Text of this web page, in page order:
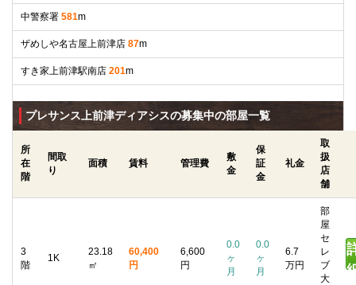
中警察署 581m
ザめしや名古屋上前津店 87m
すき家上前津駅南店 201m
プレサンス上前津ディアシスの募集中の部屋一覧
所
在
階
間取
り
面積 賃料 管理費
敷
金
保
証
金
礼金
取
扱
店
舗
3
階
1K
23.18
㎡
60,400
円
6,600
円
0.0
ヶ
月
0.0
ヶ
月
6.7
万円
部
屋
セ
レ
ブ
大